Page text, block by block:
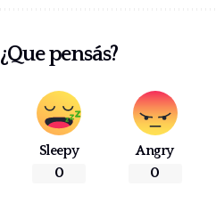
¿Que pensás?
Sleepy
0
Angry
0